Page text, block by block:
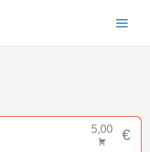
5,00 €